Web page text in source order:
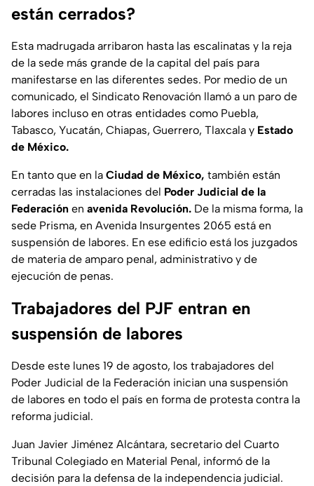
están cerrados?
Esta madrugada arribaron hasta las escalinatas y la reja
de la sede más grande de la capital del país para
manifestarse en las diferentes sedes. Por medio de un
comunicado, el Sindicato Renovación llamó a un paro de
labores incluso en otras entidades como Puebla,
Tabasco, Yucatán, Chiapas, Guerrero, Tlaxcala y Estado
de México.
En tanto que en la Ciudad de México, también están
cerradas las instalaciones del Poder Judicial de la
Federación en avenida Revolución. De la misma forma, la
sede Prisma, en Avenida Insurgentes 2065 está en
suspensión de labores. En ese edificio está los juzgados
de materia de amparo penal, administrativo y de
ejecución de penas.
Trabajadores del PJF entran en
suspensión de labores
Desde este lunes 19 de agosto, los trabajadores del
Poder Judicial de la Federación inician una suspensión
de labores en todo el país en forma de protesta contra la
reforma judicial.
Juan Javier Jiménez Alcántara, secretario del Cuarto
Tribunal Colegiado en Material Penal, informó de la
decisión para la defensa de la independencia judicial.